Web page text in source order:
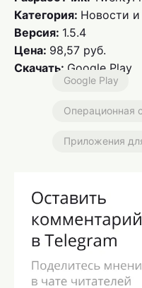
Категория: Новости
Версия: 1.5.4
Цена: 98,57 руб.
Скачать: Google Play
Google Play
Операционная
Приложения